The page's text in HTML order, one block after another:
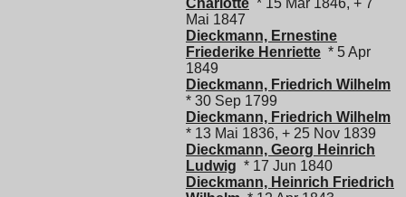
Mai 1847
Dieckmann, Ernestine
Friederike Henriette * 5 Apr
1849
Dieckmann, Friedrich Wilhelm
* 30 Sep 1799
Dieckmann, Friedrich Wilhelm
* 13 Mai 1836, + 25 Nov 1839
Dieckmann, Georg Heinrich
Ludwig * 17 Jun 1840
Dieckmann, Heinrich Friedrich